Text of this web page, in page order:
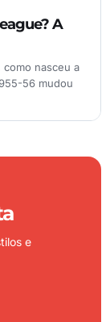
A
como nasceu a
56 mudou
e